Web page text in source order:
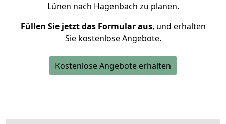
Lünen nach Hagenbach zu planen.
Füllen Sie jetzt das Formular aus, und erhalten
Sie kostenlose Angebote.
Kostenlose Angebote erhalten